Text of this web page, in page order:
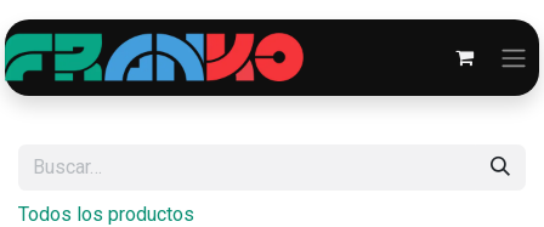
Todos los productos